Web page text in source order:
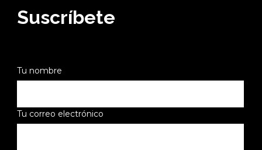
Suscríbete
Tu nombre
Tu correo electrónico